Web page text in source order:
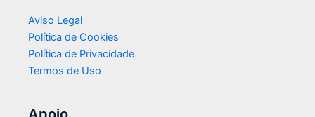
Aviso Legal
Política de Cookies
Política de Privacidade
Termos de Uso